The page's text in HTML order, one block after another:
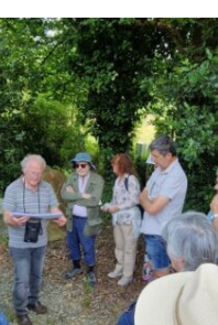
Expositions,
Conférences…
Galerie de photos
Diaporamas
Galerie de vidéos
Cartes – schémas –
Echelles des temps
Carnets de voyages